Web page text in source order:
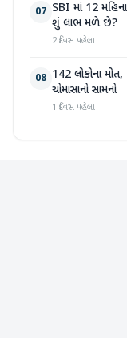
07 SBI માં 12
શું લાભ મળે છે?
2 દિવસ પહેલા
08 142 લોકોના
ચોમાસાનો સામનો
1 દિવસ પહેલા